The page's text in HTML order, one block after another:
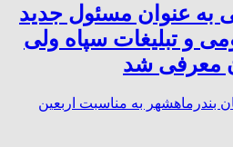
به عنوان مسئول جدید
و تبلیغات سپاه ولی
معرفی شد